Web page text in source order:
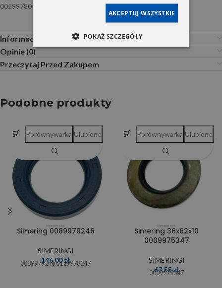
0059978047
Informacje dodatkowe
Opinie (0)
Przeczytaj Przed Zakupem
Podobne produkty
Simering 0089979246
SIMERINGI
146,00zł
0089979246 0129978247
Porównywarka Ulubione
Simering 36x62x10
0009975347
SIMERINGI
67,55zł
0009975347
Porównywarka Ulubione
AKCEPTUJ WSZYSTKIE
POKAŻ SZCZEGÓŁY